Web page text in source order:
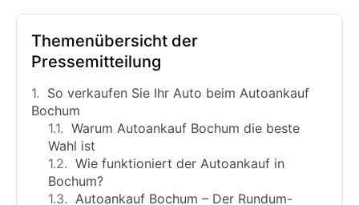
Themenübersicht der
Pressemitteilung
So verkaufen Sie Ihr Auto beim Autoankauf
Bochum
Warum Autoankauf Bochum die beste
Wahl ist
Wie funktioniert der Autoankauf in
Bochum?
Autoankauf Bochum – Der Rundum-